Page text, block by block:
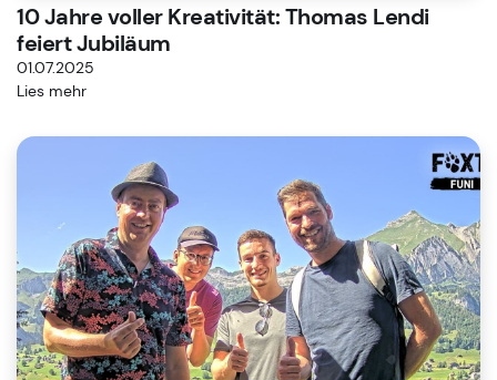
10 Jahre voller Kreativität: Thomas Lendi
feiert Jubiläum
01.07.2025
Lies mehr